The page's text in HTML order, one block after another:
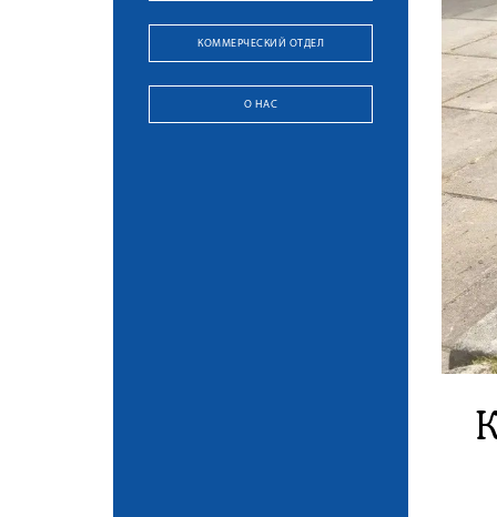
КОММЕРЧЕСКИЙ ОТДЕЛ
О НАС